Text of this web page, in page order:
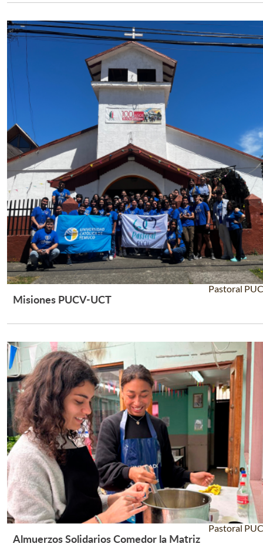
Misiones PUCV-UCT
Pastoral
Leer Más +
Almuerzos Solidarios Comedor la Matriz
Pastoral